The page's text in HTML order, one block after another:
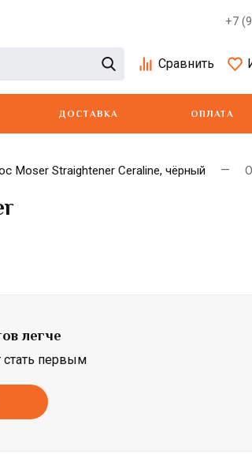
+7
Сравнить
ДОСТАВКА ОПЛАТА
Moser Straightener Ceraline, чёрный
легче
первым